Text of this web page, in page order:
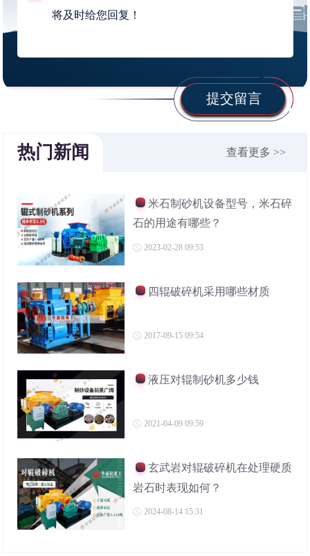
提交留言
热门新闻 查看更多 >>
米石制砂机设备型号，米石碎
石的用途有哪些？
2023-02-28 09:53
四辊破碎机采用哪些材质
2017-09-15 09:54
液压对辊制砂机多少钱
2021-04-09 09:59
玄武岩对辊破碎机在处理硬质
岩石时表现如何？
2024-08-14 15:31